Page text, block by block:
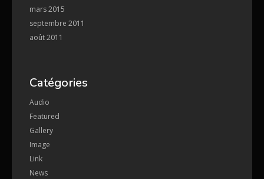
mars 2015
septembre 2011
août 2011
Catégories
Audio
Featured
Gallery
Image
Link
News